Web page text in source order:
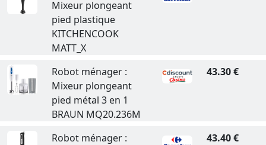
Mixeur plongeant
pied plastique
KITCHENCOOK
MATT_X
Robot ménager :
Mixeur plongeant
pied métal 3 en 1
BRAUN MQ20.236M
43.30 €
Robot ménager :
43.40 €